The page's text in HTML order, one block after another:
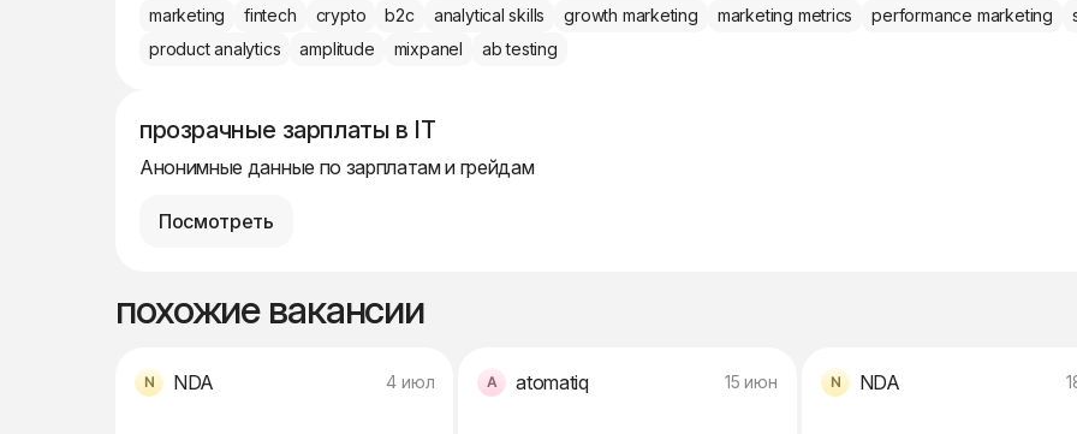
marketing fintech crypto b2c analytical skills growth marketing marketing metrics performance marketing
product analytics
amplitude mixpanel ab testing
прозрачные зарплаты в IT
Анонимные данные по зарплатам и грейдам
Посмотреть
похожие вакансии
NDA 4 июл atomatiq 15 июн NDA